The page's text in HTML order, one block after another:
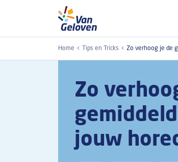
Overslaan en naar de inhoud gaan
Home Tips en Tricks Zo verhoog je de
Zo
jouw